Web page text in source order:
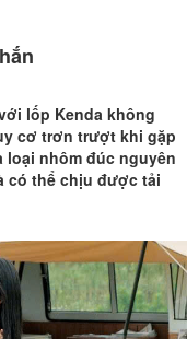
lốp Kenda không
cơ trơn trượt khi gặp
nhôm đúc nguyên
có thể chịu được tải